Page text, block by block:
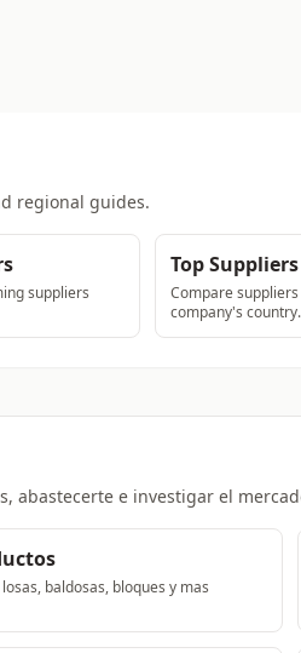
regional guides.
suppliers
Top
Compare
company's country.
abastecerte e investigar el
baldosas, bloques y mas